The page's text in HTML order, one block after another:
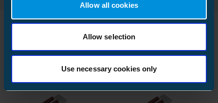
Allow all cookies
Allow selection
Use necessary cookies only
Lignende produkter